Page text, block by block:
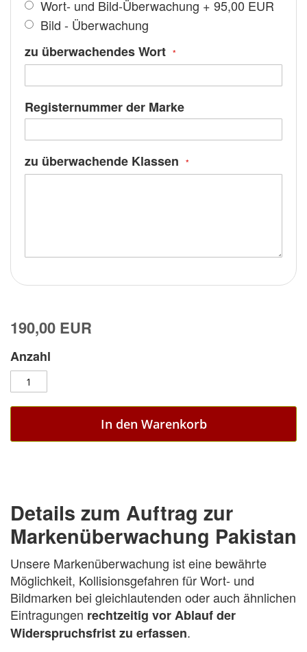
Wort- und Bild-Überwachung + 95,00 EUR
Bild - Überwachung
zu überwachendes Wort
Registernummer der Marke
zu überwachende Klassen
190,00 EUR
Anzahl
In den Warenkorb
Details zum Auftrag zur
Markenüberwachung Pakistan
Unsere Markenüberwachung ist eine bewährte
Möglichkeit, Kollisionsgefahren für Wort- und
Bildmarken bei gleichlautenden oder auch ähnlichen
Eintragungen rechtzeitig vor Ablauf der
Widerspruchsfrist zu erfassen.